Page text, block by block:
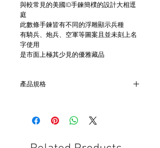
與較常見的美國ID手鍊簡樸的設計大相逕
庭
此數條手鍊皆有不同的浮雕顯示兵種
有騎兵、炮兵、空軍等圖案且並未刻上名
字使用
是市面上極其少見的優雅藏品
產品規格